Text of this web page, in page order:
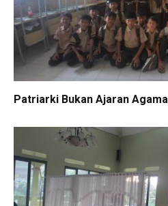
Patriarki Bukan Ajaran Agama